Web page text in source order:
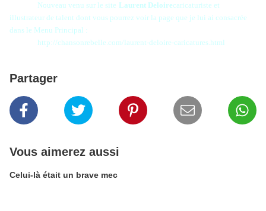
Nouveau venu sur le site Laurent Deloirecaricaturiste et
illustrateur de talent dont vous pourrez voir la page que je lui ai consacrée
dans le Menu Principal :
http://chansonrebelle.com/laurent-deloire-caricatures.html
Partager
Vous aimerez aussi
Celui-là était un brave mec